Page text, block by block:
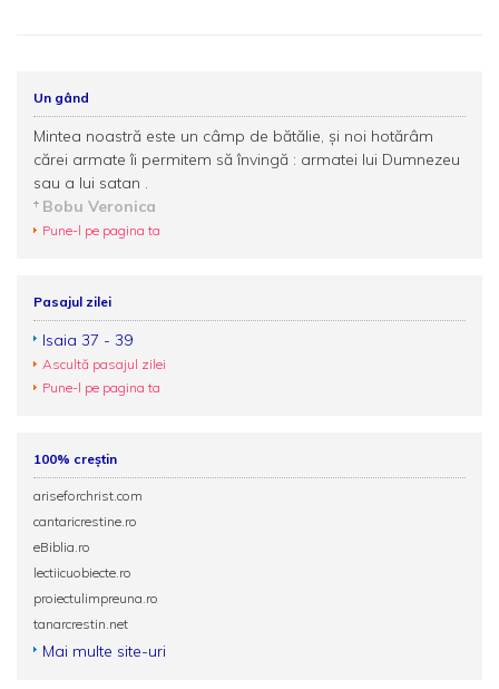
Un gând
Mintea noastră este un câmp de bătălie, şi noi hotărâm
cărei armate îi permitem să învingă : armatei lui Dumnezeu
sau a lui satan .
Bobu Veronica
Pune-l pe pagina ta
Pasajul zilei
Isaia 37 - 39
Ascultă pasajul zilei
Pune-l pe pagina ta
100% creștin
ariseforchrist.com
cantaricrestine.ro
eBiblia.ro
lectiicuobiecte.ro
proiectulimpreuna.ro
tanarcrestin.net
Mai multe site-uri